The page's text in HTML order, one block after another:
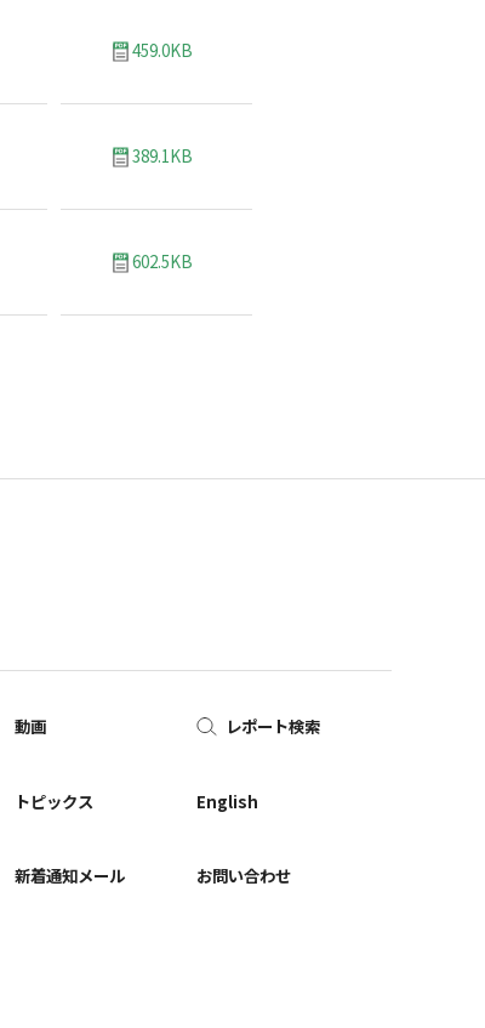
459.0KB
389.1KB
602.5KB
動画
トピックス
新着通知メール
レポート検索
English
お問い合わせ